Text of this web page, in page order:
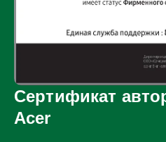
Сертификат
Acer